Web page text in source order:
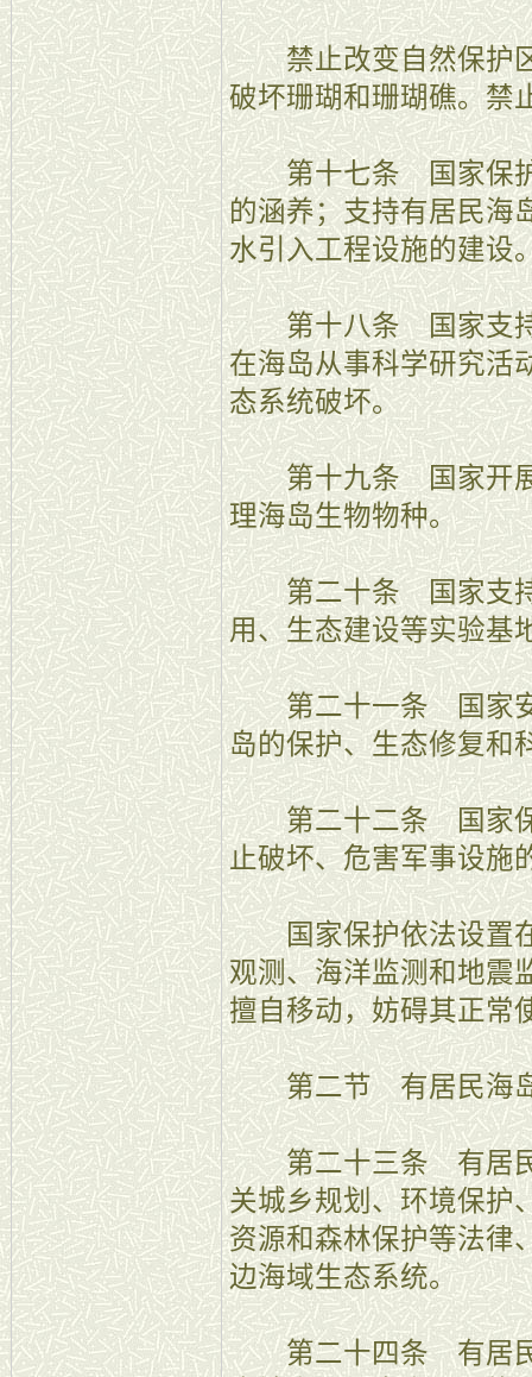
禁止改变自然保护区
破坏珊瑚和珊瑚礁。禁
第十七条 国家保护
的涵养；支持有居民海
水引入工程设施的建设
第十八条 国家支持
在海岛从事科学研究活
态系统破坏。
第十九条 国家开展
理海岛生物物种。
第二十条 国家支持
用、生态建设等实验基
第二十一条 国家安
岛的保护、生态修复和
第二十二条 国家保
止破坏、危害军事设施
国家保护依法设置在
观测、海洋监测和地震
擅自移动，妨碍其正常
第二节 有居民海岛
第二十三条 有居民
关城乡规划、环境保护
资源和森林保护等法律
边海域生态系统。
第二十四条 有居民